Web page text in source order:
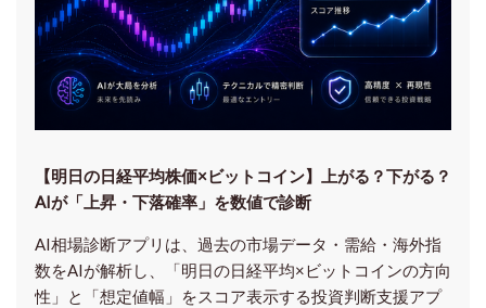
【明日の⽇経平均株価×ビットコイン】上がる？下がる？
AIが「上昇・下落確率」を数値で診断
AI相場診断アプリは、過去の市場データ・需給・海外指
数をAIが解析し、「明日の日経平均×ビットコインの方向
性」と「想定値幅」をスコア表示する投資判断支援アプ